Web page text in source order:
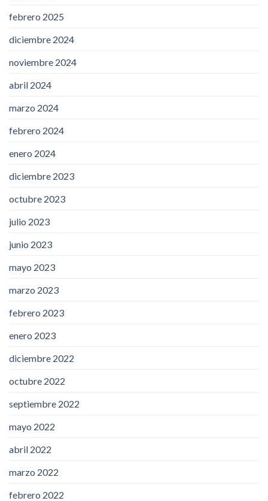
febrero 2025
diciembre 2024
noviembre 2024
abril 2024
marzo 2024
febrero 2024
enero 2024
diciembre 2023
octubre 2023
julio 2023
junio 2023
mayo 2023
marzo 2023
febrero 2023
enero 2023
diciembre 2022
octubre 2022
septiembre 2022
mayo 2022
abril 2022
marzo 2022
febrero 2022